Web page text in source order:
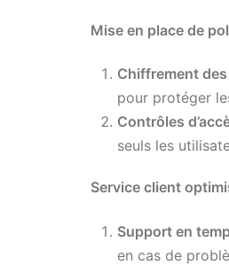
Mise en place de
Chiffrement
pour protéger
Contrôles
seuls les
Service client
Support en
en cas de